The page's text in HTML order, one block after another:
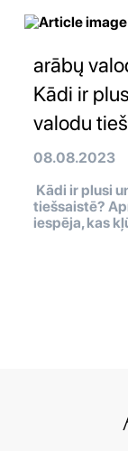
arābų
Kādi ir
valodu
08.08.2023
Kādi ir plusi
tiešsaistē?
iespēja, kas